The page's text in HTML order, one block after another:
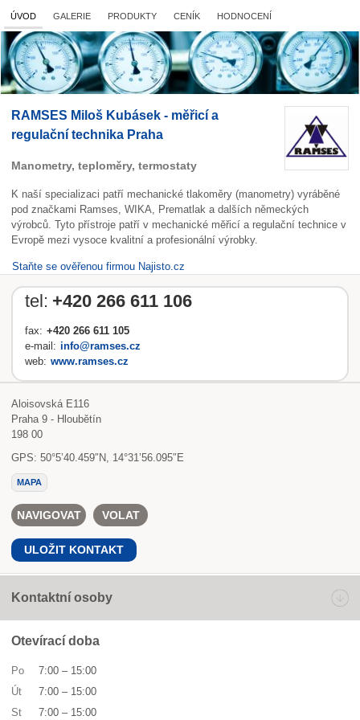
ÚVOD GALERIE PRODUKTY CENÍK HODNOCENÍ
RAMSES Miloš Kubásek - měřicí a
regulační technika Praha
Manometry, teploměry, termostaty
K naší specializaci patří mechanické tlakoměry (manometry) vyráběné
pod značkami Ramses, WIKA, Prematlak a dalších německých
výrobců. Tyto přístroje patří v mechanické měřicí a regulační technice v
Evropě mezi vysoce kvalitní a profesionální výrobky.
Staňte se ověřenou firmou Najisto.cz
tel: +420 266 611 106
fax: +420 266 611 105
e-mail: info@ramses.cz
web: www.ramses.cz
Aloisovská E116
Praha 9 - Hloubětín
198 00
GPS: 50°5’40.459″N, 14°31’56.095″E
MAPA
NAVIGOVAT VOLAT
ULOŽIT KONTAKT
Kontaktní osoby
Otevírací doba
Po 7:00 – 15:00
Út
7:00 – 15:00
St
7:00 – 15:00